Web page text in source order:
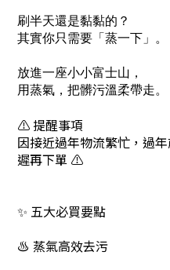
刷半天還是黏黏的？
其實你只需要「蒸一下」。
放進一座小小富士山，
用蒸氣，把髒污溫柔帶走。
⚠️ 提醒事項
因接近過年物流繁忙，過
遲再下單 ⚠️
✨ 五大必買要點
♨ 蒸氣高效去污